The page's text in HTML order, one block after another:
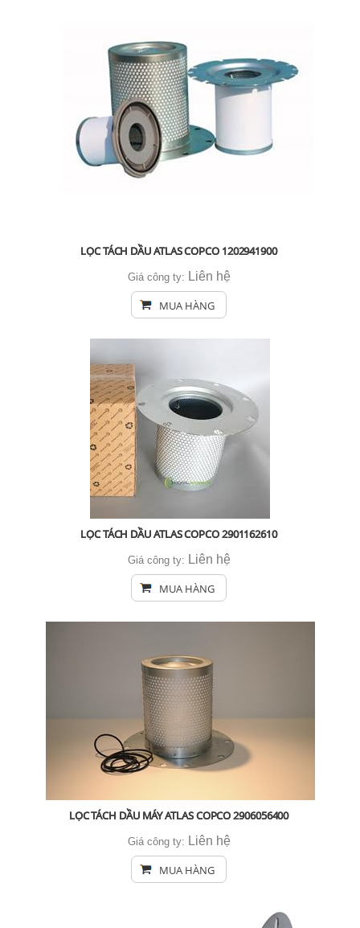
LỌC TÁCH DẦU ATLAS COPCO 1202941900
Giá công ty: Liên hệ
MUA HÀNG
LỌC TÁCH DẦU ATLAS COPCO 2901162610
Giá công ty: Liên hệ
MUA HÀNG
LỌC TÁCH DẦU MÁY ATLAS COPCO 2906056400
Giá công ty: Liên hệ
MUA HÀNG